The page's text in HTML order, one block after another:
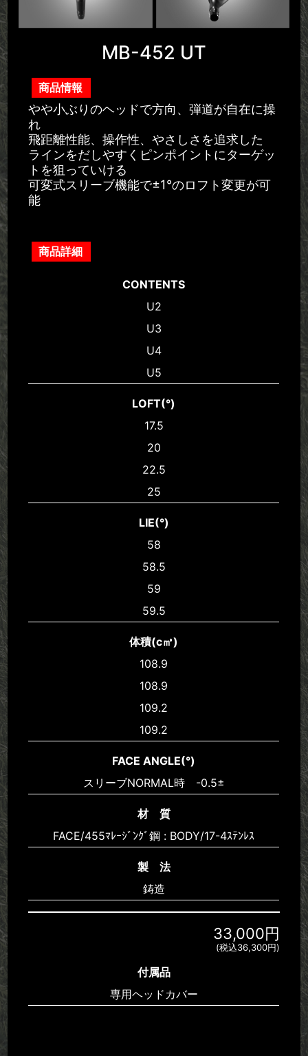
MB-452 UT
商品情報
やや小ぶりのヘッドで方向、弾道が自在に操
れ
飛距離性能、操作性、やさしさを追求した
ラインをだしやすくピンポイントにターゲッ
トを狙っていける
可変式スリーブ機能で±1°のロフト変更が可
能
商品詳細
CONTENTS
U2
U3
U4
U5
LOFT(°)
17.5
20
22.5
25
LIE(°)
58
58.5
59
59.5
体積(c㎥)
108.9
108.9
109.2
109.2
FACE ANGLE(°)
スリーブNORMAL時 -0.5±
材 質
FACE/455ﾏﾚｰｼﾞﾝｸﾞ鋼 : BODY/17-4ｽﾃﾝﾚｽ
製 法
鋳造
33,000円
(税込36,300円)
付属品
専用ヘッドカバー